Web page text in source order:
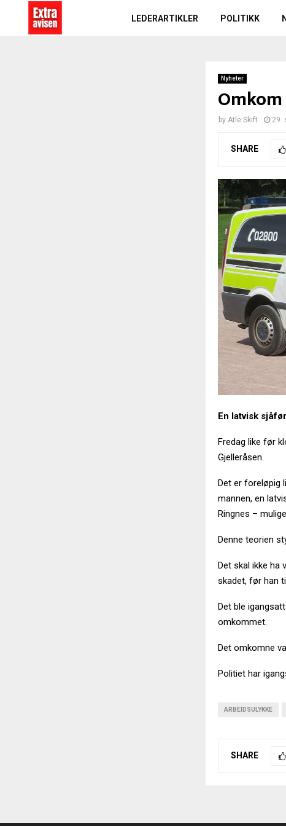
LEDERARTIKLER POLITIKK
Nyheter
by Atle Skift 29.
SHARE
En latvisk
Fredag like før
Gjelleråsen.
Det er foreløpig
mannen, en
Ringnes –
Denne teorien
Det skal ikke ha
skadet, før han
Det ble
omkommet.
Det omkomne
Politiet har
ARBEIDSULYKKE
SHARE